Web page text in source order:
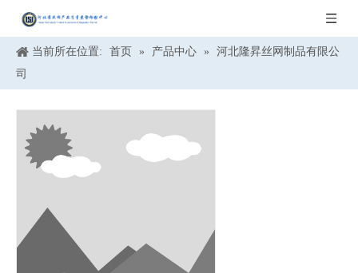
当前所在位置: 首页 » 产品中心 »
河北隆昇丝网制品有限公
司